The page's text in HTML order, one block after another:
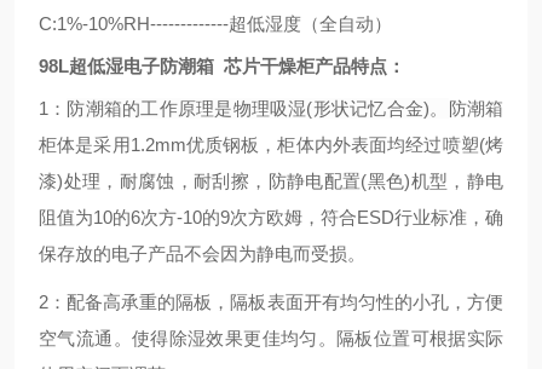
C:1%-10%RH-------------超低湿度（全自动）
98L超低湿电子防潮箱 芯片干燥柜产品特点：
1： 防潮箱的工作原理是物理吸湿(形状记忆合金)。 防潮箱
柜体是采用1.2mm优质钢板，柜体内外表面均经过喷塑(烤
漆)处理，耐腐蚀，耐刮擦，防静电配置(黑色)机型，静电
阻值为10的6次方-10的9次方欧姆，符合ESD行业标准，确
保存放的电子产品不会因为静电而受损。
2：配备高承重的隔板，隔板表面开有均匀性的小孔，方便
空气流通。使得除湿效果更佳均匀。隔板位置可根据实际